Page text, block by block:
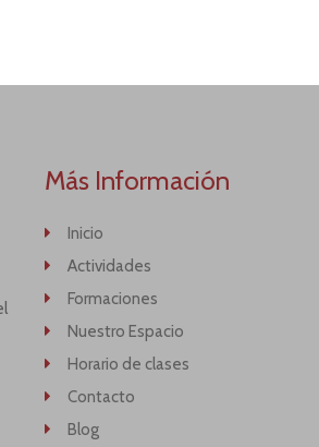
Más Información
Inicio
Actividades
Formaciones
Nuestro Espacio
Horario de clases
Contacto
Blog